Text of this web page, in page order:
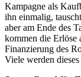
Kampagne als
ihn einmalig,
aber am Ende des
kommen die Erlöse
Finanzierung des
Viele werden